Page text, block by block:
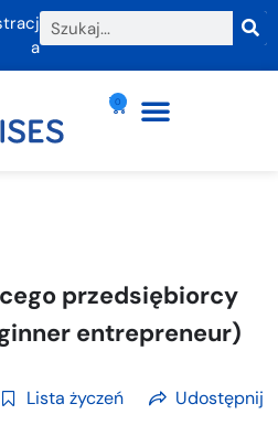
a
0
przedsiębiorcy
entrepreneur)
Lista życzeń Udostępnij